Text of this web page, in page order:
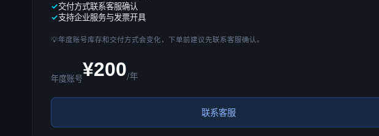
交付方式联系客服确认
支持企业服务与发票开具
💡年度账号库存和交付方式会变化，下单前建议先联系客服确认。
年度账号¥200/年
联系客服